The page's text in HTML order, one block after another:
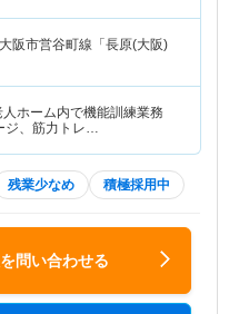
大阪市営谷町線「長原(大阪)
人ホーム内で機能訓練業務
ジ、筋力トレ…
残業少なめ 積極採用中
問い合わせる